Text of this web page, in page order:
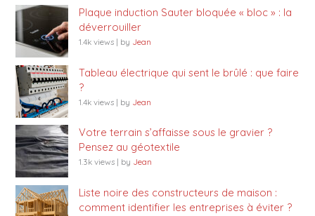
Plaque induction Sauter bloquée « bloc » : la
déverrouiller
1.4k views | by Jean
Tableau électrique qui sent le brûlé : que faire
?
1.4k views | by Jean
Votre terrain s’affaisse sous le gravier ?
Pensez au géotextile
1.3k views | by Jean
Liste noire des constructeurs de maison :
comment identifier les entreprises à éviter ?